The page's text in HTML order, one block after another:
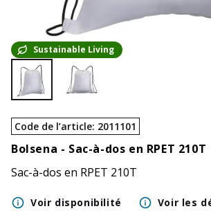
Sustainable Living
Code de l’article: 2011101
Bolsena - Sac-à-dos en RPET 210T
Sac-à-dos en RPET 210T
Voir disponibilité Voir les